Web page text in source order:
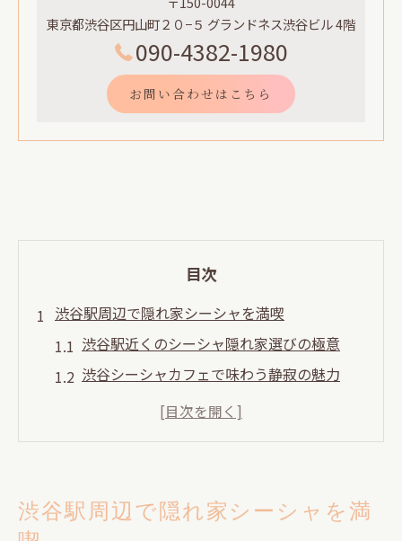
東京都渋谷区円山町２０−５ グランドネス渋谷ビル 4階
090-4382-1980
お問い合わせはこちら
目次
渋谷駅周辺で隠れ家シーシャを満喫
渋谷駅近くのシーシャ隠れ家選びの極意
渋谷シーシャカフェで味わう静寂の魅力
シーシャ初体験でも安心な渋谷の隠れ家
駅チカ隠れ家で大人が癒やされる理由
渋谷駅周辺で隠れ家シーシャを満